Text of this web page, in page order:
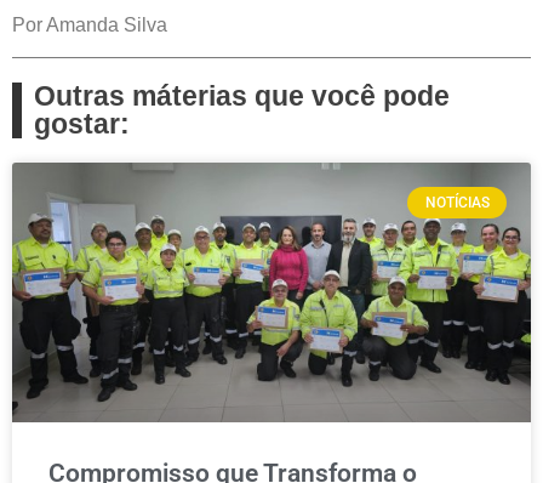
Por Amanda Silva
Outras máterias que você pode
gostar:
NOTÍCIAS
Compromisso que Transforma o